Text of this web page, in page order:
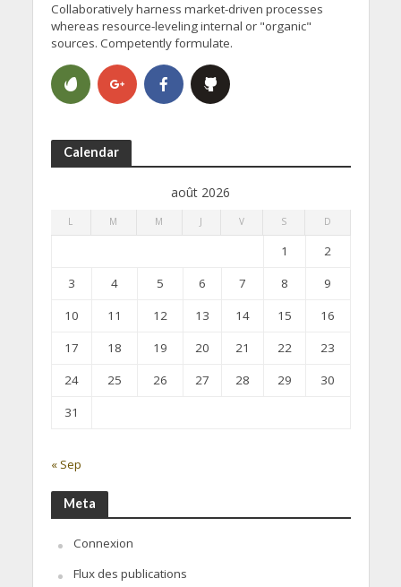
Collaboratively harness market-driven processes
whereas resource-leveling internal or "organic"
sources. Competently formulate.
Calendar
août 2026
L M M J V S D
1
2
3
4 5 6 7 8
9
10
11 12 13 14 15
16
17
18 19 20 21 22
23
24
25 26 27 28 29
30
31
« Sep
Meta
Connexion
Flux des publications